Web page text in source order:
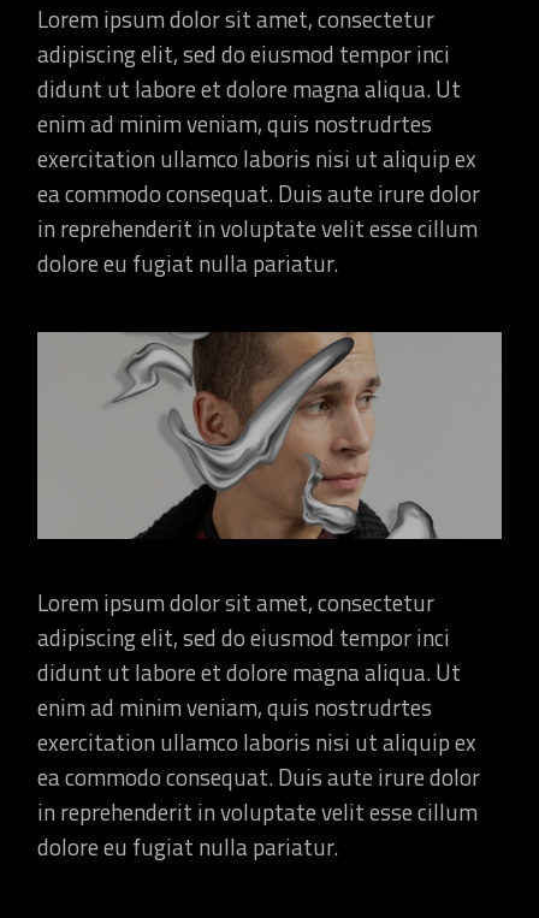
Lorem ipsum dolor sit amet, consectetur
adipiscing elit, sed do eiusmod tempor inci
didunt ut labore et dolore magna aliqua. Ut
enim ad minim veniam, quis nostrudrtes
exercitation ullamco laboris nisi ut aliquip ex
ea commodo consequat. Duis aute irure dolor
in reprehenderit in voluptate velit esse cillum
dolore eu fugiat nulla pariatur.
Lorem ipsum dolor sit amet, consectetur
adipiscing elit, sed do eiusmod tempor inci
didunt ut labore et dolore magna aliqua. Ut
enim ad minim veniam, quis nostrudrtes
exercitation ullamco laboris nisi ut aliquip ex
ea commodo consequat. Duis aute irure dolor
in reprehenderit in voluptate velit esse cillum
dolore eu fugiat nulla pariatur.